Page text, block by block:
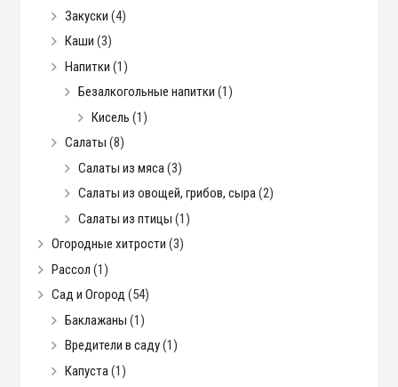
Закуски (4)
Каши (3)
Напитки (1)
Безалкогольные напитки (1)
Кисель (1)
Салаты (8)
Салаты из мяса(3)
Салаты из овощей, грибов, сыра(2)
Салаты из птицы (1)
Огородные хитрости (3)
Рассол (1)
Сад и Огород (54)
Баклажаны (1)
Вредители в саду(1)
Капуста(1)